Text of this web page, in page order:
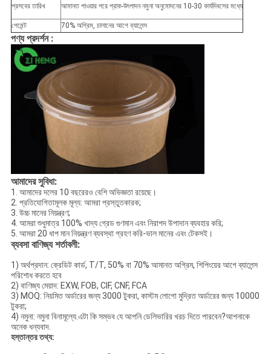
প্রসবের তারিখ আমানত পাওয়ার পরে প্রাক-উৎপাদন নমুনা অনুমোদনের 10-30 কার্যদিবসের মধ্যে
পেমেন্ট 70% অগ্রিম, চালানের আগে ব্যালেন্স
পণ্য প্রদর্শন :
আমাদের সুবিধা:
1. আমাদের দলের 10 বছরেরও বেশি অভিজ্ঞতা রয়েছে।
2. প্রতিযোগিতামূলক মূল্য: আমরা প্রস্তুতকারক;
3. উচ্চ মানের নিয়ন্ত্রণ;
4. আমরা শুধুমাত্র 100% খাদ্য গ্রেড গুণমান এবং নিরাপদ উপাদান ব্যবহার করি;
5. আমরা 20 ধাপ মান নিয়ন্ত্রণ ব্যবস্থা গ্রহণ করি-ভাল মানের এবং টেকসই।
ব্যবসা বাণিজ্য শর্তাবলী:
1) অর্থপ্রদান: ক্রেডিট কার্ড, T/T, 50% বা 70% আমানত অগ্রিম, শিপিংয়ের আগে ব্যালেন্স
পরিশোধ করতে হবে
2) বাণিজ্য মেয়াদ: EXW, FOB, CIF, CNF, FCA
3) MOQ: নিয়মিত অর্ডারের জন্য 3000 টুকরা, কাস্টম লোগো মুদ্রিত অর্ডারের জন্য 10000
টুকরা;
4) নমুনা: নমুনা বিনামূল্যে.এটা কি সম্ভব যে আপনি ডেলিভারির খরচ দিতে পারবেন?আপনাকে
অনেক ধন্যবাদ.
হস্তান্তর তথ্য: